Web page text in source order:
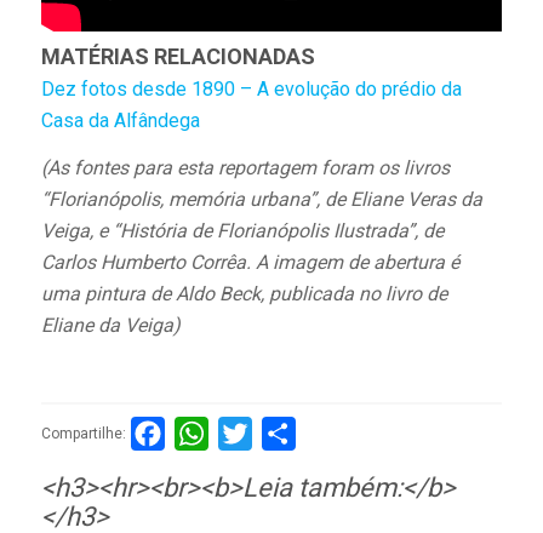
MATÉRIAS RELACIONADAS
Dez fotos desde 1890 – A evolução do prédio da
Casa da Alfândega
(As fontes para esta reportagem foram os livros
“Florianópolis, memória urbana”, de Eliane Veras da
Veiga, e “História de Florianópolis Ilustrada”, de
Carlos Humberto Corrêa. A imagem de abertura é
uma pintura de Aldo Beck, publicada no livro de
Eliane da Veiga)
Compartilhe: FacebookWhatsApp
Twitter
<h3><hr><br><b>Leia também:</b>
</h3>